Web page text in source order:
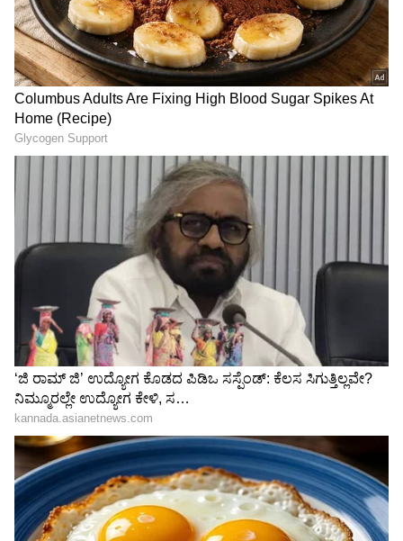
Related Articles
ಅಪ್ಪ ತೆಗೆದುಕೊಂಡ ಆ ಒಂದು ದಿಟ್ಟ ನಿರ್ಧಾರ ನನ್ನ
ಹಣೆಬರಹ ಬದಲಿಸಿತು - ಸಂಜು ಭಾವುಕ
ನಂಬಿಕೆ ಹುಸಿ ಮಾಡಿರುವ ಮೂರು ರತ್ನಗಳು..
RCBಯಿಂದ ಮೂವರಿಗೆ ಗೇಟ್‌ಪಾಸ್?
3
6
Image Credit :
ಜೇಕಬ್ ಬೆಥೆಲ್ ಅಬ್ಬರದ ಆಟ
ಇಂಗ್ಲೆಂಡ್ ಗೆಲುವಿನ ರೂವಾರಿ ಜೇಕಬ್ ಬೆಥೆಲ್. ಕೇವಲ 46